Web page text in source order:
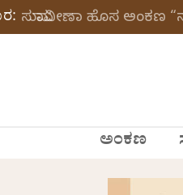
ಸುಮಾವೀಣಾ ಹೊಸ ಅಂಕಣ
ಅಂಕಣ